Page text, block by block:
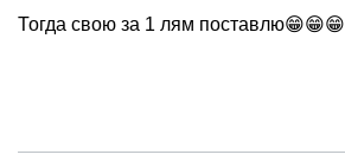
Тогда свою за 1 лям поставлю😁😁😁